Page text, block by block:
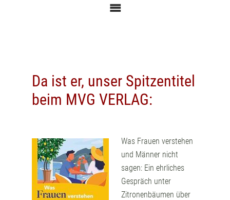
Da ist er, unser Spitzentitel
beim MVG VERLAG:
Was Frauen verstehen
und Männer nicht
sagen: Ein ehrliches
Gespräch unter
Zitronenbäumen über